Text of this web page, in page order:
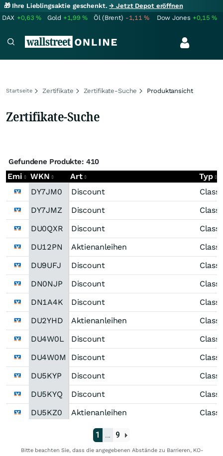
🎁 Ihre Lieblingsaktie geschenkt.→ Jetzt Depot eröffnen
DAX +0,63% Gold +1,99% Öl (Brent) -1,11% Dow Jones +0,15%
Startseite Zertifikate Zertifikate-Suche Produktansicht
Zertifikate-Suche
Gefundene Produkte: 410
Emi WKN Art
Typ
DY7JM0
Discount
DY7JMZ
Discount
DU0QXR
Discount
DU12PN
Aktienanleihen
DU9UFJ
Discount
DN0NJP
Discount
DN1A4K
Discount
DU2YHD
Aktienanleihen
DU4W0L
Discount
DU4W0M
Discount
DU5KYP
Discount
DU5KYQ
Discount
DU5KZ0
Aktienanleihen
Discount
DU6E1X
Discount
1 … 9
Bitte beachten Sie, dass die angegebenen Abstände zu Barrieren, KO-